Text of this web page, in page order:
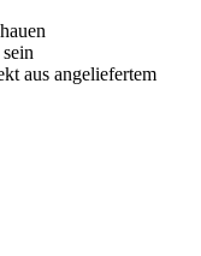
aus angeliefertem